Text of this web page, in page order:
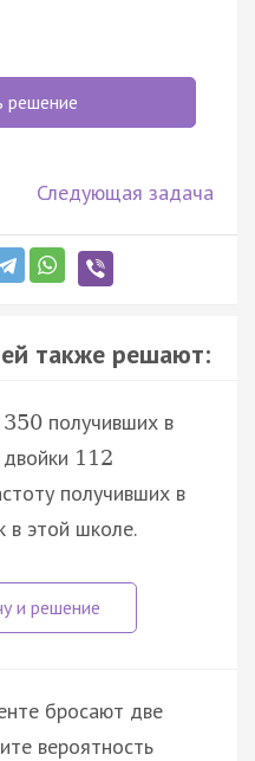
решение
Следующая задача
также решают:
350 получивших в
112
получивших в
в этой школе.
бросают две
вероятность